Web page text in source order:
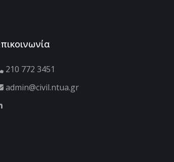
210 772 3451
admin@civil.ntua.gr